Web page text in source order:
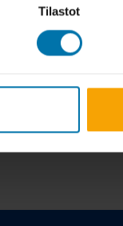
Tilastot